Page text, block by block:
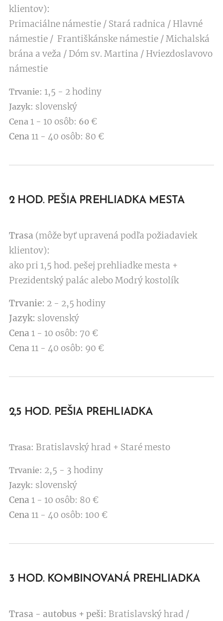
klientov):
Primaciálne námestie / Stará radnica / Hlavné
námestie / Františkánske námestie / Michalská
brána a veža / Dóm sv. Martina / Hviezdoslavovo
námestie
Trvanie: 1,5 - 2 hodiny
Jazyk: slovenský
Cena 1 - 10 osôb: 60 €
Cena 11 - 40 osôb: 80 €
2 HOD. PEŠIA PREHLIADKA MESTA
Trasa (môže byť upravená podľa požiadaviek
klientov):
ako pri 1,5 hod. pešej prehliadke mesta +
Prezidentský palác alebo Modrý kostolík
Trvanie: 2 - 2,5 hodiny
Jazyk: slovenský
Cena 1 - 10 osôb: 70 €
Cena 11 - 40 osôb: 90 €
2,5 HOD. PEŠIA PREHLIADKA
Trasa: Bratislavský hrad + Staré mesto
Trvanie: 2,5 - 3 hodiny
Jazyk: slovenský
Cena 1 - 10 osôb: 80 €
Cena 11 - 40 osôb: 100 €
3 HOD. KOMBINOVANÁ PREHLIADKA
Trasa - autobus + peši: Bratislavský hrad /